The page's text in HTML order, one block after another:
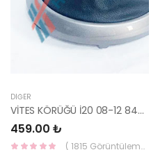
DIĞER
VİTES KÖRÜĞÜ İ20 08-12 84640-1J000-YS
459.00 ₺
( 1815 Görüntüleme )